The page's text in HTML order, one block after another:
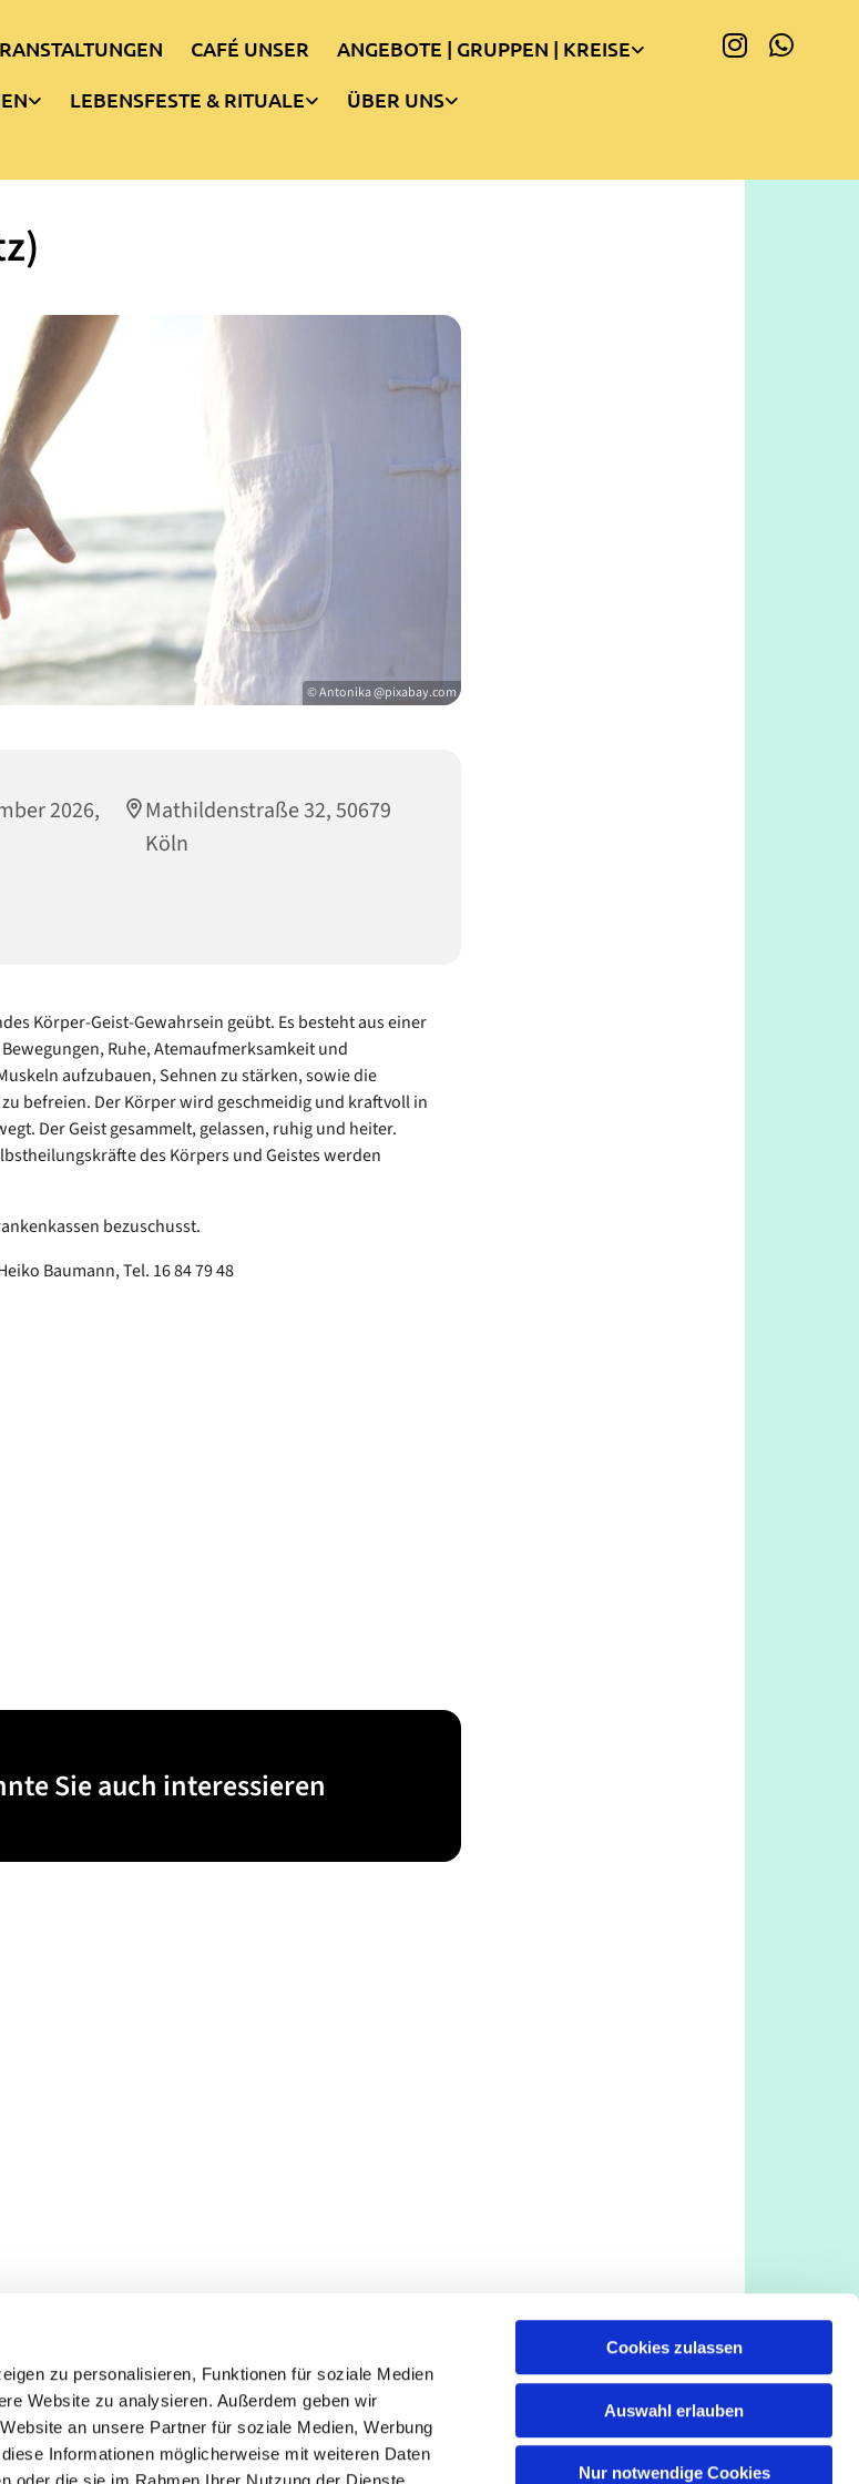
zu personalisieren, Funktionen für soziale Medien
Website zu analysieren. Außerdem geben wir
an unsere Partner für soziale Medien, Werbung
Informationen möglicherweise mit weiteren Daten
Cookies zulassen
Auswahl erlauben
Nur notwendige Cookies
CAFÉ UNSER
ANGEBOTE | GRUPPEN | KREISE
LEBENSFESTE & RITUALE
ÜBER UNS
© Antonika @pixabay.com
2026,
Mathildenstraße 32, 50679
Köln
Körper-Geist-Gewahrsein geübt. Es besteht aus einer
Ruhe, Atemaufmerksamkeit und
aufzubauen, Sehnen zu stärken, sowie die
befreien. Der Körper wird geschmeidig und kraftvoll in
Der Geist gesammelt, gelassen, ruhig und heiter.
des Körpers und Geistes werden
bezuschusst.
Baumann, Tel. 16 84 79 48
Sie auch interessieren
Spenden